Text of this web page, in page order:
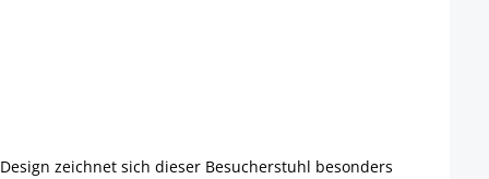
zeichnet sich dieser Besucherstuhl besonders